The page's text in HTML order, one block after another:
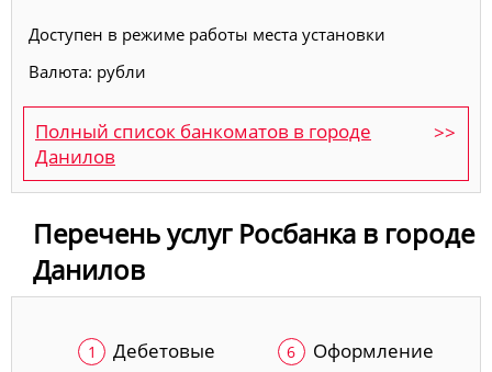
Доступен в режиме работы места установки
Валюта: рубли
Полный список банкоматов в городе
Данилов
Перечень услуг Росбанка в городе
Данилов
Дебетовые
Оформление